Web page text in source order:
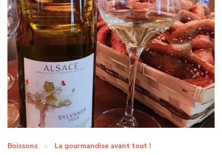
Boissons La gourmandise avant tout !